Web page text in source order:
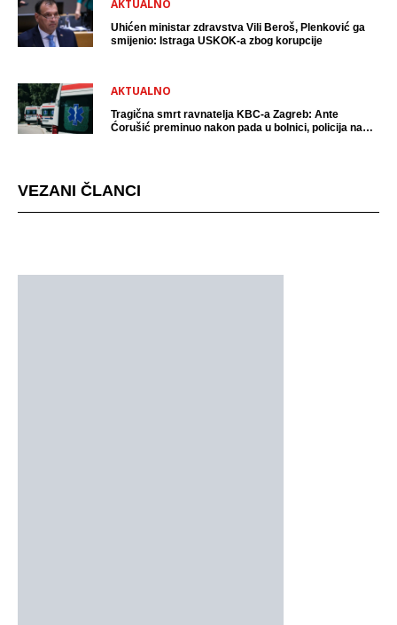
AKTUALNO
Uhićen ministar zdravstva Vili Beroš, Plenković ga
smijenio: Istraga USKOK-a zbog korupcije
AKTUALNO
Tragična smrt ravnatelja KBC-a Zagreb: Ante
Ćorušić preminuo nakon pada u bolnici, policija na
VEZANI ČLANCI